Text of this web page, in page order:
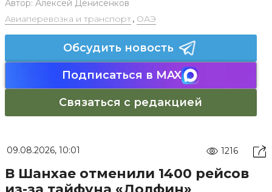
Автор: Алексей Денисенков
Авиаперевозка и транспорт, ОАЭ
Обсудить новость
Подписаться в MAX
Связаться с редакцией
09.08.2026, 10:01 1216
В Шанхае отменили 1400 рейсов